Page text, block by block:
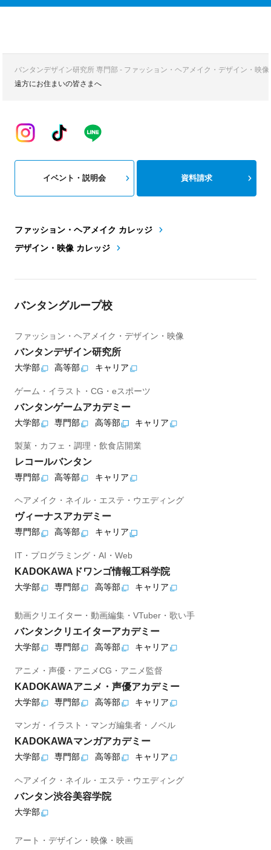
バンタンデザイン研究所 専門部 - ファッション・ヘアメイク・デザイン・映
遠方にお住まいの皆さまへ
ファッション・ヘアメイク カレッジ
デザイン・映像 カレッジ
イベント・説明会 資料請求
バンタングループ校
ファッション・ヘアメイク・デザイン・映像
バンタンデザイン研究所
大学部 高等部 キャリア
ゲーム・イラスト・CG・eスポーツ
バンタンゲームアカデミー
大学部 専門部 高等部 キャリア
製菓・カフェ・調理・飲食店開業
レコールバンタン
専門部 高等部 キャリア
ヘアメイク・ネイル・エステ・ウエディング
ヴィーナスアカデミー
専門部 高等部 キャリア
IT・プログラミング・AI・Web
KADOKAWAドワンゴ情報工科学院
大学部 専門部 高等部 キャリア
動画クリエイター・動画編集・VTuber・歌い手
バンタンクリエイターアカデミー
大学部 専門部 高等部 キャリア
アニメ・声優・アニメCG・アニメ監督
KADOKAWAアニメ・声優アカデミー
大学部 専門部 高等部 キャリア
マンガ・イラスト・マンガ編集者・ノベル
KADOKAWAマンガアカデミー
大学部 専門部 高等部 キャリア
ヘアメイク・ネイル・エステ・ウエディング
バンタン渋谷美容学院
大学部
アート・デザイン・映像・映画